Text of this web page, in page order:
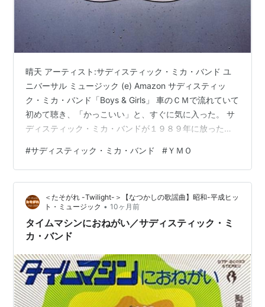
晴天 アーティスト:サディスティック・ミカ・バンド ユ
ニバーサル ミュージック (e) Amazon サディスティッ
ク・ミカ・バンド「Boys & Girls」 車のＣＭで流れていて
初めて聴き、「かっこいい」と、すぐに気に入った。 サ
ディスティック・ミカ・バンドが１９８９年に放った曲
me 僕は君じゃない…」というサビのコーラス部分しか流
れない。 だから、気づかなかったけど、ちゃんと聴いた
ら、イエロー・マジック・オーケストラ（ＹＭＯ）の高
橋幸宏が歌っている。 この声は懐かしい。 同じ日本語の
歌で、ＹＭＯのヒット…
#サディスティック・ミカ・バンド #ＹＭＯ
＜たそがれ -Twilight-＞【なつかしの歌謡曲】昭和-平成ヒッ
ト・ミュージック • 10ヶ月前
タイムマシンにおねがい／サディスティック・ミ
カ・バンド